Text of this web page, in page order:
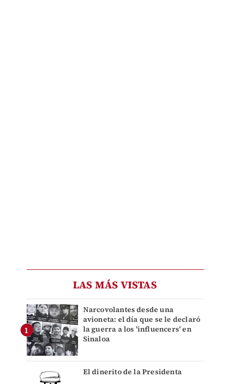
LAS MÁS VISTAS
Narcovolantes desde una
avioneta: el día que se le declaró
la guerra a los 'influencers' en
Sinaloa
El dinerito de la Presidenta